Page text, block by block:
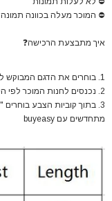
⛔ המוכר מעלה בכוונה
איך מתבצעת הרכישה❓
1. בוחרים את הדגם המבוקש לפי "קוד המוצר"
2. נכנסים לחנות המוכר לפי הקישור המופיע למעלה
3. בתוך קוביות הצבע בוחרים "קוד המוצר" + מידה
מתחדשים עם buyeasy